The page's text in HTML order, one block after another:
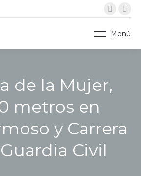
página
se
se
Menú
de la Mujer,
metros en
y Carrera
Civil